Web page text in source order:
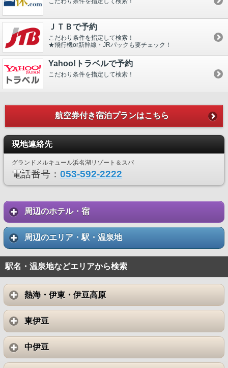
ＪＴＢで予約
こだわり条件を指定して検索！
★飛行機or新幹線・JRパックも要チェック！
Yahoo!トラベルで予約
こだわり条件を指定して検索！
航空券付き宿泊プランはこちら
現地連絡先
グランドメルキュール浜名湖リゾート＆スパ
電話番号： 053-592-2222
周辺のホテル・宿
周辺のエリア・駅・温泉地
駅名・温泉地などエリアから検索
熱海・伊東・伊豆高原
東伊豆
中伊豆